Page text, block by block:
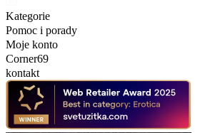
Kategorie
Pomoc i porady
Moje konto
Corner69
kontakt